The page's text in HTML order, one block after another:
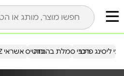
כרטיס אשראי HTZ ליסינג פרטירכבי סמלת בהנחה